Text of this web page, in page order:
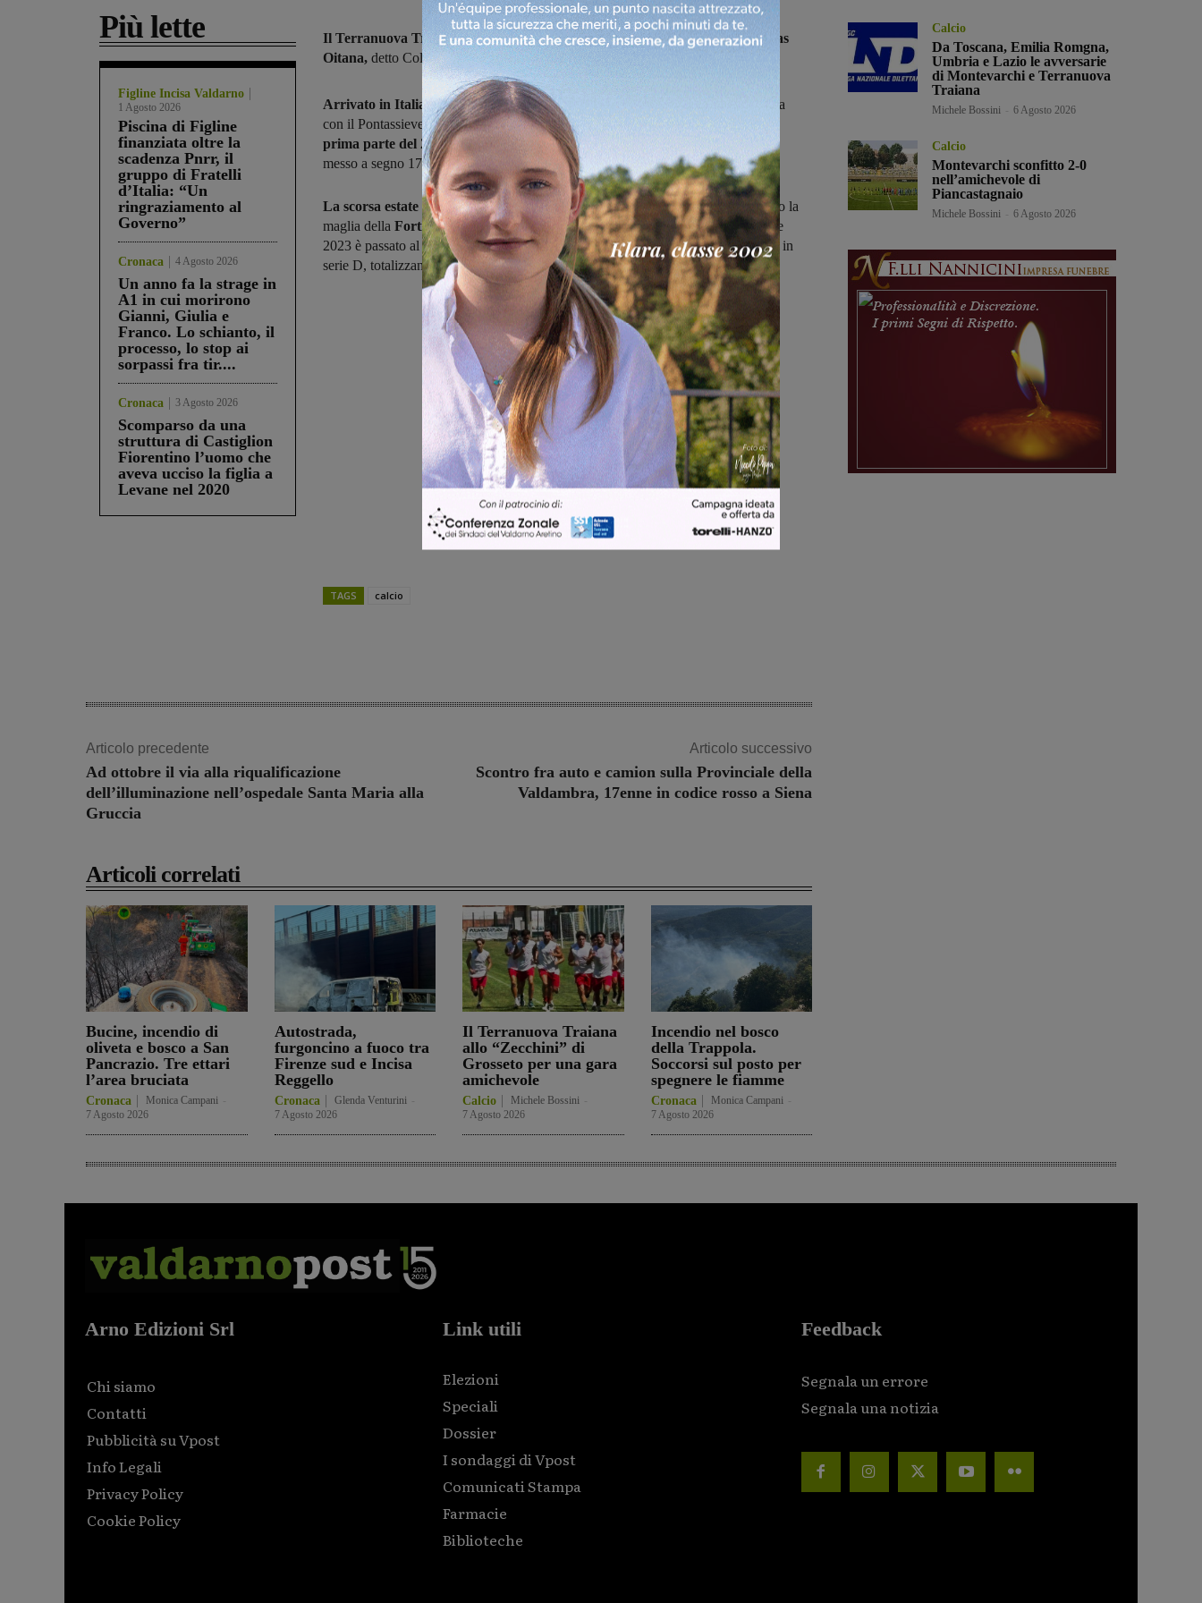
Più lette
Figline Incisa Valdarno
1 Agosto 2026
Piscina di Figline
finanziata oltre la
scadenza Pnrr, il
gruppo di Fratelli
d’Italia: “Un
ringraziamento al
Governo”
Cronaca 4 Agosto 2026
Un anno fa la strage in
A1 in cui morirono
Gianni, Giulia e
Franco. Lo schianto, il
processo, lo stop ai
sorpassi fra tir....
Cronaca 3 Agosto 2026
Scomparso da una
struttura di Castiglion
Fiorentino l’uomo che
aveva ucciso la figlia a
Levane nel 2020
Il Terranuova Traiana ha tesserato l’attaccante italo-argentino classe 1998Elias
Oitana, detto Colo.
Arrivato in Italia nel 2022proveniente dal Club Atletico “La Emilia2 ha disputa
con il Pontassieve il suo primo campionato di Eccellenza realizzando 4 gol.
La
prima parte del 2023è stata in Spagna nel Club Deportivo Sonseca, dove ha
messo a segno 17 gol in 14 gare giocate.
La scorsa estate è rientrato in Italia e nella prima parte della stagione ha indossato la
maglia della Fortis Borgo San Lorenzo
con la quale ha segnato 4 gol, poi a fine
2023 è passato al San Donato Tavarnelle.Con i gialloblù ha fatto il suo debutto in
serie D, totalizzando 16 presenze e realizzando una rete.
TAGS calcio
Articolo precedente
Ad ottobre il via alla riqualificazione
dell’illuminazione nell’ospedale Santa Maria alla
Gruccia
Articolo successivo
Scontro fra auto e camion sulla Provinciale della
Valdambra, 17enne in codice rosso a Siena
Articoli correlati
Bucine, incendio di
oliveta e bosco a San
Pancrazio. Tre ettari
l’area bruciata
Cronaca Monica Campani
7 Agosto 2026
Autostrada,
furgoncino a fuoco tra
Firenze sud e Incisa
Reggello
Cronaca Glenda Venturini
7 Agosto 2026
Il Terranuova Traiana
allo “Zecchini” di
Grosseto per una gara
amichevole
Calcio Michele Bossini
7 Agosto 2026
Incendio nel bosco
della Trappola.
Soccorsi sul posto per
spegnere le fiamme
Cronaca Monica Campani
7 Agosto 2026
Calcio
Da Toscana, Emilia Romgna,
Umbria e Lazio le avversarie
di Montevarchi e Terranuova
Traiana
Michele Bossini 6 Agosto 2026
Calcio
Montevarchi sconfitto 2-0
nell’amichevole di
Piancastagnaio
Michele Bossini 6 Agosto 2026
Arno Edizioni Srl
Chi siamo
Contatti
Pubblicità su Vpost
Info Legali
Privacy Policy
Cookie Policy
Link utili
Elezioni
Speciali
Dossier
I sondaggi di Vpost
Comunicati Stampa
Farmacie
Biblioteche
Feedback
Segnala un errore
Segnala una notizia